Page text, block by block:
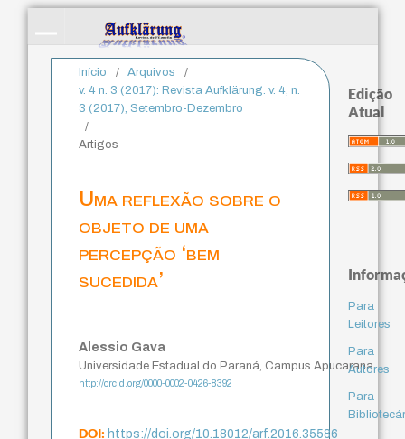
Início / Arquivos
/
v. 4 n. 3 (2017): Revista Aufklärung. v. 4, n.
3 (2017), Setembro-Dezembro
/
Artigos
Uma reflexão sobre o
objeto de uma
percepção ‘bem
sucedida’
Alessio Gava
Universidade Estadual do Paraná, Campus Apucarana
http://orcid.org/0000-0002-0426-8392
DOI:https://doi.org/10.18012/arf.2016.35586
Edição
Atual
Para
Leitores
Para
Autores
Para